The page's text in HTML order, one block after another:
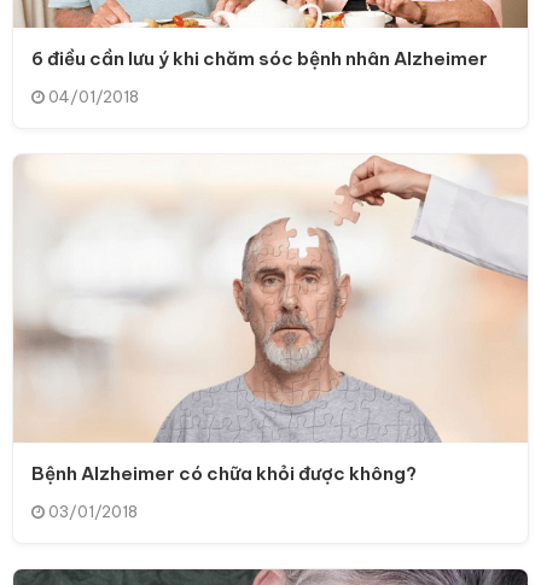
6 điều cần lưu ý khi chăm sóc bệnh nhân Alzheimer
04/01/2018
Bệnh Alzheimer có chữa khỏi được không?
03/01/2018